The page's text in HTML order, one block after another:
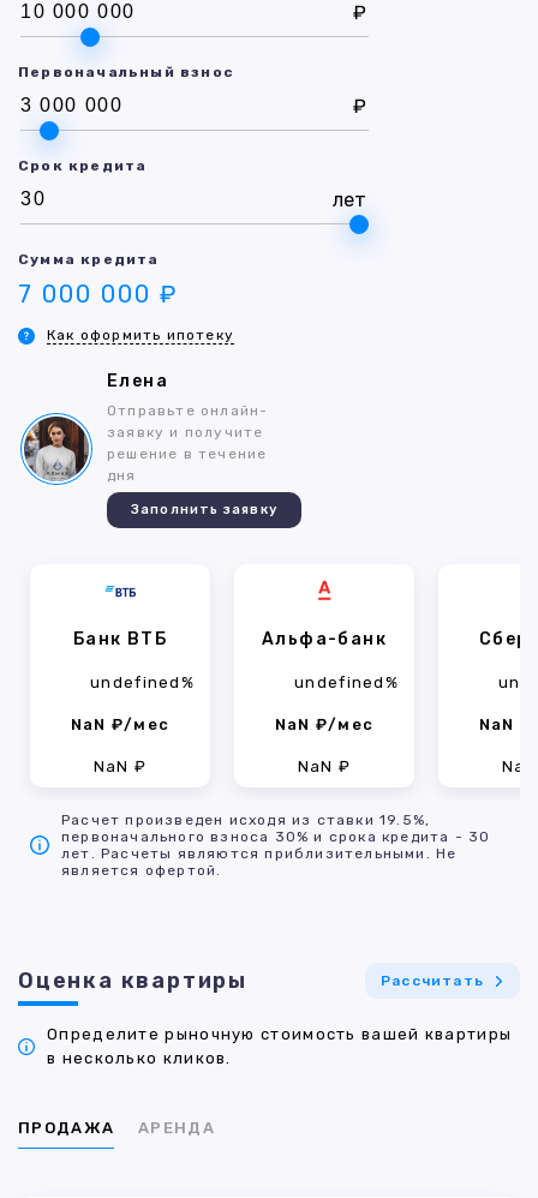
₽
Первоначальный взнос
₽
Срок кредита
лет
Сумма кредита
7 000 000 ₽
Как оформить ипотеку
Елена
Отправьте онлайн-
заявку и получите
решение в течение
дня
Заполнить заявку
Банк ВТБ
undefined%
NaN ₽/мес
NaN ₽
Альфа-банк
undefined%
NaN ₽/мес
NaN ₽
NaN
Расчет произведен исходя из ставки 19.5%,
первоначального взноса 30% и срока кредита - 30
лет. Расчеты являются приблизительными. Не
является офертой.
Оценка квартиры Рассчитать
Определите рыночную стоимость вашей квартиры
в несколько кликов.
ПРОДАЖА АРЕНДА